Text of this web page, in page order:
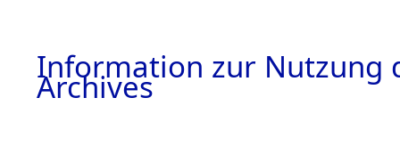
Information zur Nutzung
Archives